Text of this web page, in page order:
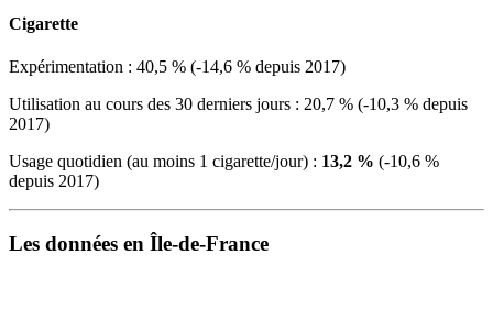
Cigarette
Expérimentation : 40,5 % (-14,6 % depuis 2017)
Utilisation au cours des 30 derniers jours : 20,7 % (-10,3 % depuis
2017)
Usage quotidien (au moins 1 cigarette/jour) : 13,2 % (-10,6 %
depuis 2017)
Les données en Île-de-France